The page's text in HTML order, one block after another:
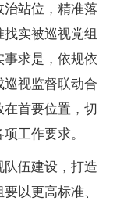
站位，精准落
实被巡视党组
求是，依规依
视监督联动合
首要位置，切
工作要求。
伍建设，打造
以更高标准、